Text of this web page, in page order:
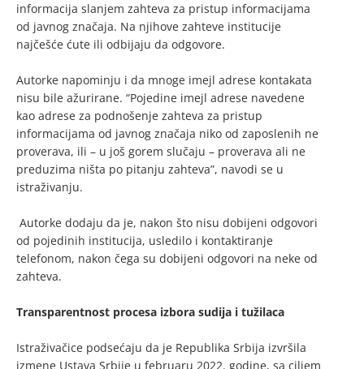
informacija slanjem zahteva za pristup informacijama
od javnog značaja. Na njihove zahteve institucije
najčešće ćute ili odbijaju da odgovore.
Autorke napominju i da mnoge imejl adrese kontakata
nisu bile ažurirane. “Pojedine imejl adrese navedene
kao adrese za podnošenje zahteva za pristup
informacijama od javnog značaja niko od zaposlenih ne
proverava, ili – u još gorem slučaju – proverava ali ne
preduzima ništa po pitanju zahteva”, navodi se u
istraživanju.
Autorke dodaju da je, nakon što nisu dobijeni odgovori
od pojedinih institucija, usledilo i kontaktiranje
telefonom, nakon čega su dobijeni odgovori na neke od
zahteva.
Transparentnost procesa izbora sudija i tužilaca
Istraživačice podsećaju da je Republika Srbija izvršila
izmene Ustava Srbije u februaru 2022. godine, sa ciljem